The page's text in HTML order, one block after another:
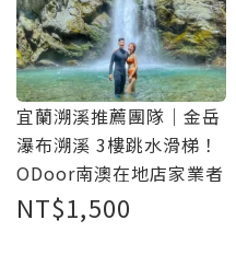
宜蘭溯溪推薦團隊｜金岳
瀑布溯溪 3樓跳水滑梯！
ODoor南澳在地店家業者
NT$1,500